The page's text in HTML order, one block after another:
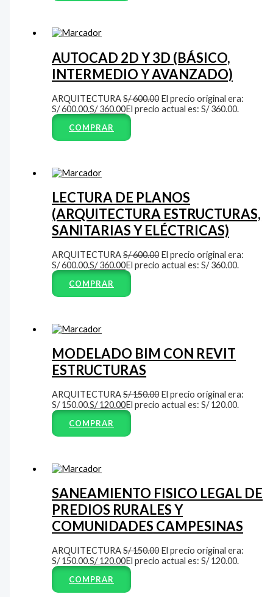
AUTOCAD 2D Y 3D (BÁSICO,
INTERMEDIO Y AVANZADO)
ARQUITECTURAS/600.00 El precio original era:
S/ 600.00.S/360.00El precio actual es: S/ 360.00.
COMPRAR
LECTURA DE PLANOS
(ARQUITECTURA ESTRUCTURAS,
SANITARIAS Y ELÉCTRICAS)
ARQUITECTURAS/600.00 El precio original era:
S/ 600.00.S/360.00El precio actual es: S/ 360.00.
COMPRAR
MODELADO BIM CON REVIT
ESTRUCTURAS
ARQUITECTURAS/150.00 El precio original era:
S/ 150.00.S/120.00El precio actual es: S/ 120.00.
COMPRAR
SANEAMIENTO FISICO LEGAL DE
PREDIOS RURALES Y
COMUNIDADES CAMPESINAS
ARQUITECTURAS/150.00 El precio original era:
S/ 150.00.S/120.00El precio actual es: S/ 120.00.
COMPRAR